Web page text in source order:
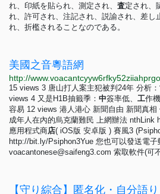
れ、印紙を貼られ、測定され、 査定され、
れ、許可され、注記され、説諭され、差し
れ、折檻されることなのである。
美國之音粵語網
15 views 3 唐山打人案主犯被判24年 分析
views 4 又是H1B抽籤季： 中簽率低、 工作
容易 12 views 港人港心 新聞自由 新聞真
成年人在內的烏克蘭難民 上網辦法 nthLink
應用程式商店( iOS版 安卓版 ) 賽風3
http://bit.ly/Psiphon3Yue 您也可以發送電子
voacantonese@saifeng3.com 索取軟件(可